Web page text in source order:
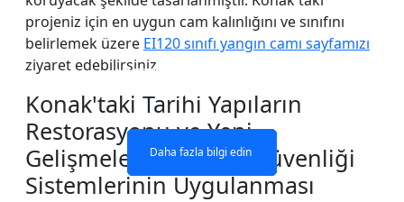
TEK KATLI YANGINA
DAYANIKLI CAM
Daha fazla bilgi edin
ÇİFT KATLI YANGINA
DAYANIKLI CAM
Daha fazla bilgi edin
YANMAZ CAM PENCERE
VE KAPILAR
Daha fazla bilgi edin
YANGINA DAYANIKLI CAM
BÖLME DUVAR
Daha fazla bilgi edin
projeniz için en uygun cam kalınlığını ve sınıfını
belirlemek üzere EI120 sınıfı yangın camı sayfamızı
ziyaret edebilirsiniz.
Konak'taki Tarihi Yapıların
Restorasyonu ve Yeni
Gelişmelerde Yangın Güvenliği
Sistemlerinin Uygulanması